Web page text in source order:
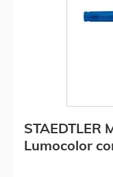
STAEDTLER
Lumocolor